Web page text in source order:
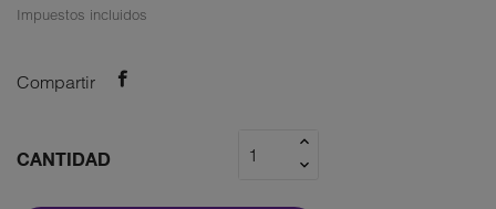
Impuestos incluidos
Compartir
CANTIDAD